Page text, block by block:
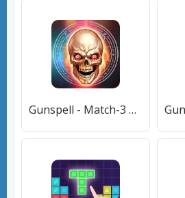
Gunspell - Match-3 Пазл РПГ